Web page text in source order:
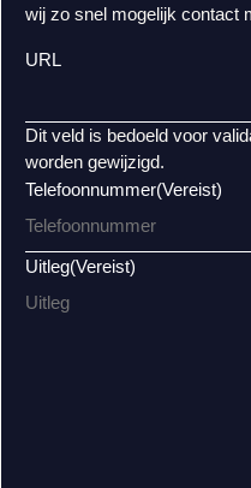
wij zo snel mogelijk contact
URL
Dit veld is bedoeld voor
worden gewijzigd.
Telefoonnummer(Vereist)
Uitleg(Vereist)